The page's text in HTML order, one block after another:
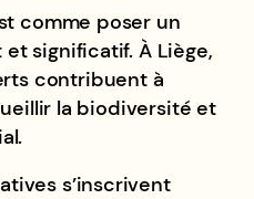
comme poser un
significatif. À Liège,
contribuent à
la biodiversité et
s’inscrivent